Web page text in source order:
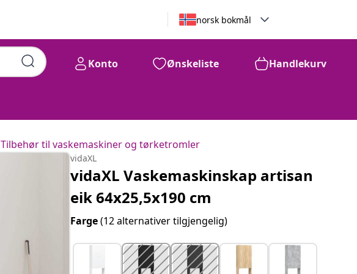
norsk bokmål
Konto Ønskeliste Handlekurv
Tilbehør til vaskemaskiner og tørketromler
vidaXL
vidaXL Vaskemaskinskap artisan
eik 64x25,5x190 cm
Farge(12 alternativer tilgjengelig)